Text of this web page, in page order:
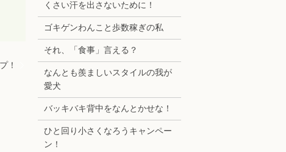
！
くさい汗を出さないために！
ゴキゲンわんこと歩数稼ぎの私
それ、「食事」言える？
なんとも羨ましいスタイルの我が
愛犬
バッキバキ背中をなんとかせな！
ひと回り小さくなろうキャンペー
ン！